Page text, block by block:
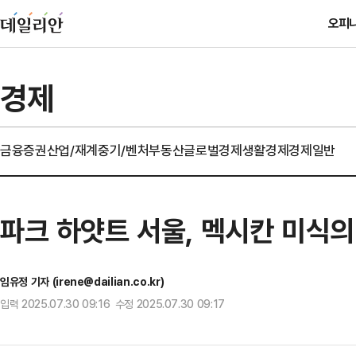
오피
경제
금융증권산업/재계중기/벤처부동산글로벌경제생활경제경제일반
파크 하얏트 서울, 멕시칸 미식
임유정 기자 (irene@dailian.co.kr)
입력 2025.07.30 09:16 수정 2025.07.30 09:17